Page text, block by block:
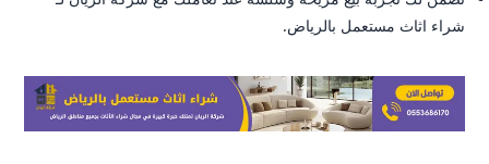
شراء اثاث مستعمل بالرياض.